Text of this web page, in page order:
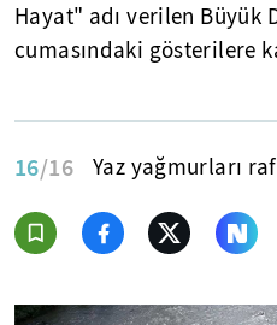
Hayat" adı verilen Büyük
cumasındaki gösterilere
16/16 Yaz yağmurları